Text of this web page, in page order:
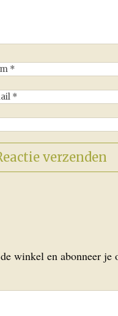
winkel en abonneer je